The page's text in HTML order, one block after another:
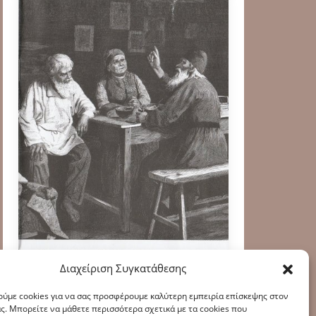
Διαχείριση Συγκατάθεσης
cookies για να σας προσφέρουμε καλύτερη εμπειρία επίσκεψης στον
Μπορείτε να μάθετε περισσότερα σχετικά με τα cookies που